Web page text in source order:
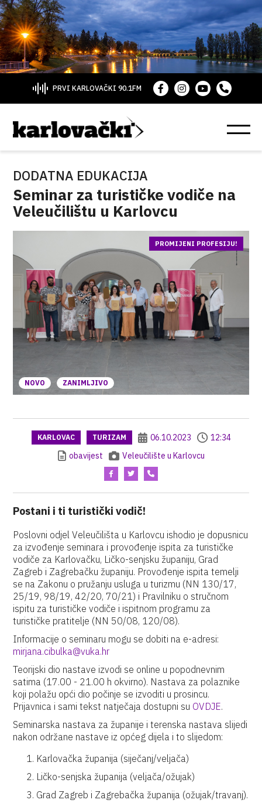
PRVI KARLOVAČKI 90.1FM
DODATNA EDUKACIJA
Seminar za turističke vodiče na
Veleučilištu u Karlovcu
NOVO ZANIMLJIVO
PROMIJENI PROFESIJU!
KARLOVAC TURIZAM 06.10.2023
12:34
obavijest
Veleučilište u Karlovcu
Postani i ti turistički vodič!
Poslovni odjel Veleučilišta u Karlovcu ishodio je dopusnicu
za izvođenje seminara i provođenje ispita za turističke
vodiče za Karlovačku, Ličko-senjsku županiju, Grad
Zagreb i Zagrebačku županiju. Provođenje ispita temelji
se na Zakonu o pružanju usluga u turizmu (NN 130/17,
25/19, 98/19, 42/20, 70/21) i Pravilniku o stručnom
ispitu za turističke vodiče i ispitnom programu za
turističke pratitelje (NN 50/08, 120/08).
Informacije o seminaru mogu se dobiti na e-adresi:
mirjana.cibulka@vuka.hr
Teorijski dio nastave izvodi se online u popodnevnim
satima (17.00 - 21.00 h okvirno). Nastava za polaznike
koji polažu opći dio počinje se izvoditi u prosincu.
Prijavnica i sami tekst natječaja dostupni su OVDJE.
Seminarska nastava za županije i terenska nastava slijedi
nakon održane nastave iz općeg dijela i to slijedom:
Karlovačka županija (siječanj/veljača)
Ličko-senjska županija (veljača/ožujak)
Grad Zagreb i Zagrebačka županija (ožujak/travanj).